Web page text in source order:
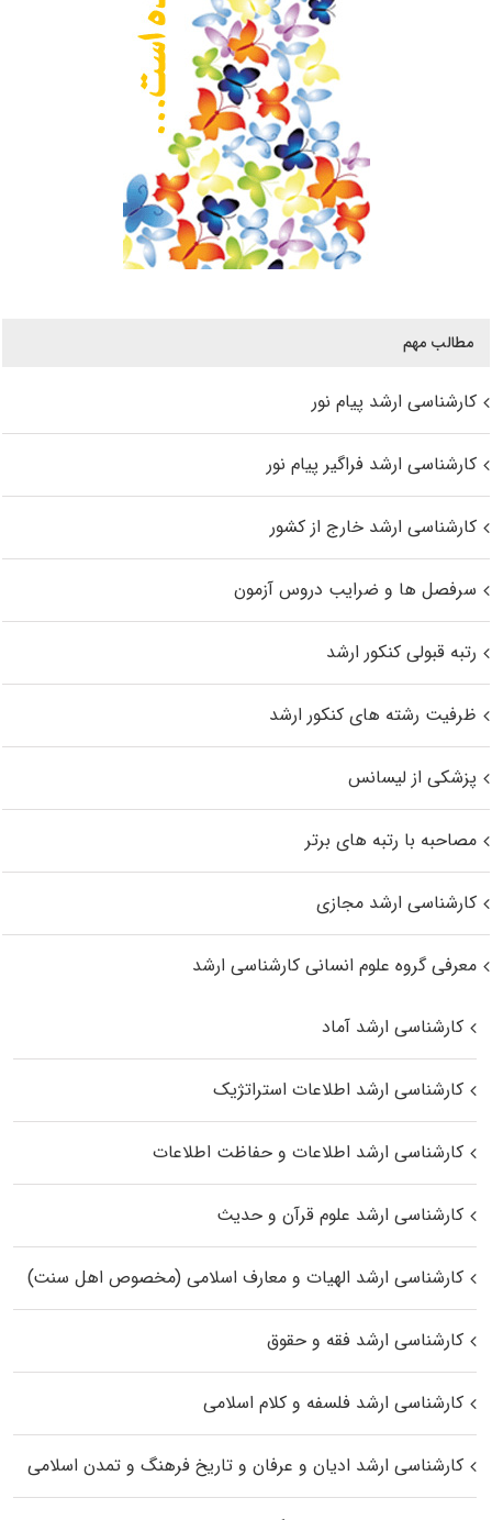
مطالب مهم
کارشناسی ارشد پیام نور
کارشناسی ارشد فراگیر پیام نور
کارشناسی ارشد خارج از کشور
سرفصل ها و ضرایب دروس آزمون
رتبه قبولی کنکور ارشد
ظرفیت رشته های کنکور ارشد
پزشکی از لیسانس
مصاحبه با رتبه های برتر
کارشناسی ارشد مجازی
معرفی گروه علوم انسانی کارشناسی ارشد
کارشناسی ارشد آماد
کارشناسی ارشد اطلاعات استراتژیک
کارشناسی ارشد اطلاعات و حفاظت اطلاعات
کارشناسی ارشد علوم قرآن و حدیث
کارشناسی ارشد الهیات و معارف اسلامی (مخصوص اهل سنت)
کارشناسی ارشد فقه و حقوق
کارشناسی ارشد فلسفه و کلام اسلامی
کارشناسی ارشد ادیان و عرفان و تاریخ فرهنگ و تمدن اسلامی